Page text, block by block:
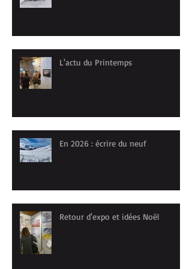
L'actu du Printemps
En 2026 : écrire du neuf
Retour d'expo et idées Noël